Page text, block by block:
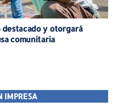
destacado y otorgará
comunitaria
IMPRESA